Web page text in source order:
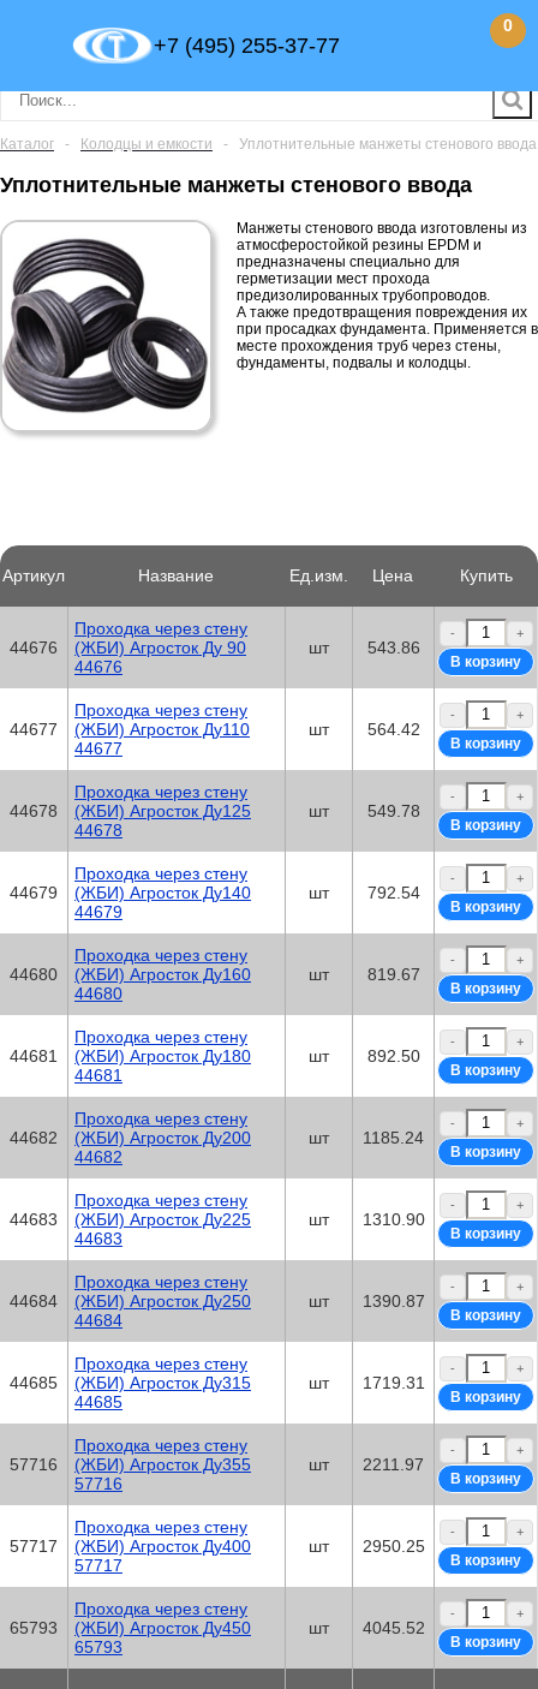
+7 (495) 255-37-77
0
Каталог - Колодцы и емкости - Уплотнительные манжеты стенового ввода
Уплотнительные манжеты стенового ввода
Манжеты стенового ввода изготовлены из
атмосферостойкой резины EPDM и
предназначены специально для
герметизации мест прохода
предизолированных трубопроводов.
А также предотвращения повреждения их
при просадках фундамента. Применяется в
месте прохождения труб через стены,
фундаменты, подвалы и колодцы.
Артикул Название Ед.изм. Цена Купить
44676
Проходка через стену
(ЖБИ) Агросток Ду 90
44676
шт 543.86
- +
44677
Проходка через стену
(ЖБИ) Агросток Ду110
44677
шт 564.42
- +
44678
Проходка через стену
(ЖБИ) Агросток Ду125
44678
шт 549.78
- +
44679
Проходка через стену
(ЖБИ) Агросток Ду140
44679
шт 792.54
- +
44680
Проходка через стену
(ЖБИ) Агросток Ду160
44680
шт 819.67
- +
44681
Проходка через стену
(ЖБИ) Агросток Ду180
44681
шт 892.50
- +
44682
Проходка через стену
(ЖБИ) Агросток Ду200
44682
шт 1185.24
- +
44683
Проходка через стену
(ЖБИ) Агросток Ду225
44683
шт 1310.90
- +
44684
Проходка через стену
(ЖБИ) Агросток Ду250
44684
шт 1390.87
- +
44685
Проходка через стену
(ЖБИ) Агросток Ду315
44685
шт 1719.31
- +
57716
Проходка через стену
(ЖБИ) Агросток Ду355
57716
шт 2211.97
- +
57717
Проходка через стену
(ЖБИ) Агросток Ду400
57717
шт 2950.25
- +
65793
Проходка через стену
(ЖБИ) Агросток Ду450
65793
шт 4045.52
- +